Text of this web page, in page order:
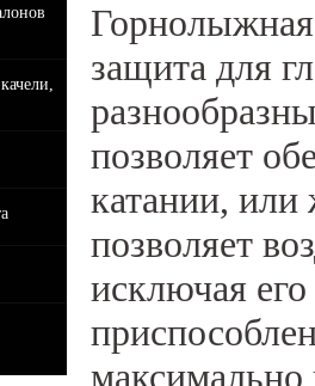
защита для
позволяет
катании, или
позволяет
исключая его
максимально